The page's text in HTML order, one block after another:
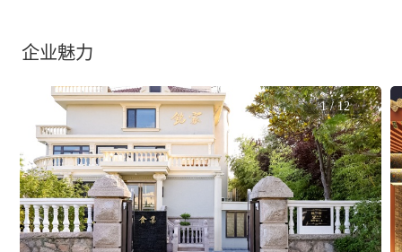
企业魅力
1/12